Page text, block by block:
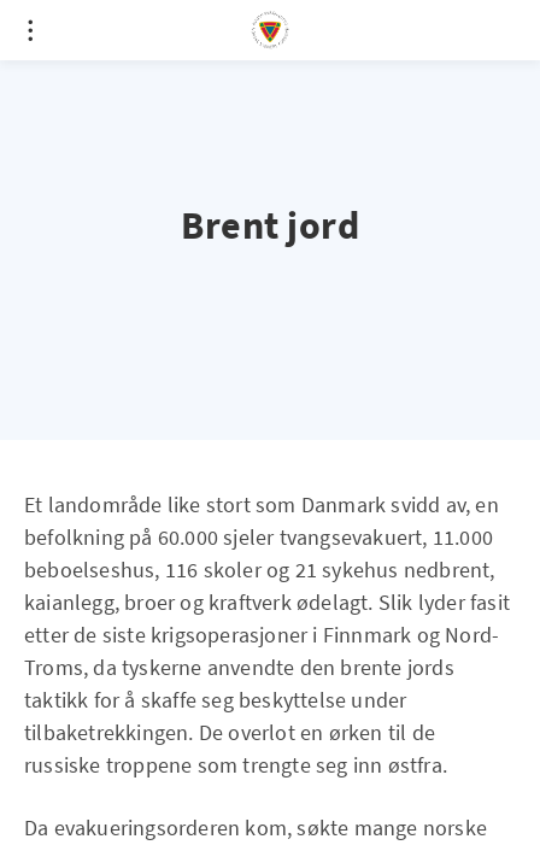
Brent jord
Et landområde like stort som Danmark svidd av, en
befolkning på 60.000 sjeler tvangsevakuert, 11.000
beboelseshus, 116 skoler og 21 sykehus nedbrent,
kaianlegg, broer og kraftverk ødelagt. Slik lyder fasit
etter de siste krigsoperasjoner i Finnmark og Nord-
Troms, da tyskerne anvendte den brente jords
taktikk for å skaffe seg beskyttelse under
tilbaketrekkingen. De overlot en ørken til de
russiske troppene som trengte seg inn østfra.
Da evakueringsorderen kom, søkte mange norske